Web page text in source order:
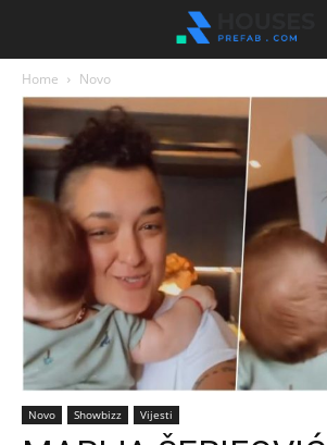
Home Novo
Novo Showbizz Vijesti